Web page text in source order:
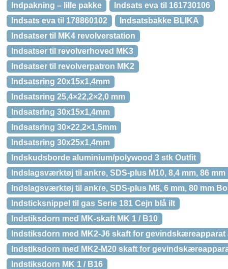
Indpakning – lille pakke
Indsats eva til 161730106
Indsats eva til 178860102
Indsatsbakke BLIKA
Indsatser til MK4 revolverstation
Indsatser til revolverhoved MK3
Indsatser til revolverpatron MK2
Indsatsring 20x15x1,4mm
Indsatsring 25,4×22,2×2,0 mm
Indsatsring 30x15x1,4mm
Indsatsring 30×22,2×1,5mm
Indsatsring 30x25x1,4mm
Indskudsborde aluminium/polywood 3 stk Outfit
Indslagsværktøj til ankre, SDS-plus M10, 8,4 mm, 86
Indslagsværktøj til ankre, SDS-plus M8, 6 mm, 80 mm
Indsticksnippel til gas Serie 181 Cejn blå ilt
Indstiksdorn med MK-skaft MK 1 / B10
Indstiksdorn med MK2-J6 skaft for gevindskæreapparat
Indstiksdorn med MK2-M20 skaft for
Indstiksdorn MK 1 / B16